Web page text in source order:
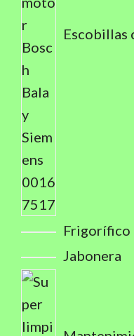
Escobillas
Frigorífico
Jabonera